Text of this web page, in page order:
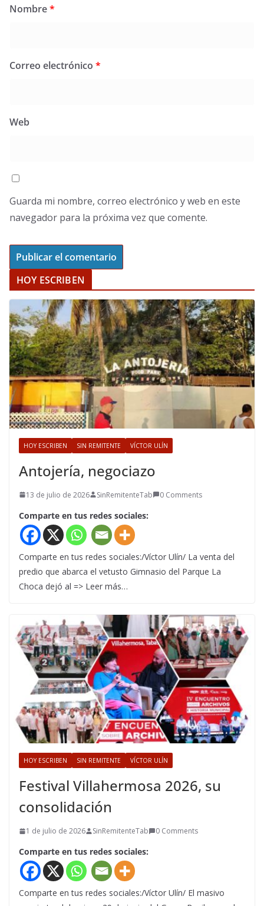
Nombre*
Correo electrónico *
Web
Guarda mi nombre, correo electrónico y web en este
navegador para la próxima vez que comente.
HOY ESCRIBEN
HOY ESCRIBEN SIN REMITENTE VÍCTOR ULÍN
Antojería, negociazo
13 de julio de 2026 SinRemitenteTab 0 Comments
Comparte en tus redes sociales:
Comparte en tus redes sociales:/Víctor Ulín/ La venta del
predio que abarca el vetusto Gimnasio del Parque La
Choca dejó al => Leer más…
HOY ESCRIBEN SIN REMITENTE VÍCTOR ULÍN
Festival Villahermosa 2026, su
consolidación
1 de julio de 2026 SinRemitenteTab 0 Comments
Comparte en tus redes sociales:
Comparte en tus redes sociales:/Víctor Ulín/ El masivo